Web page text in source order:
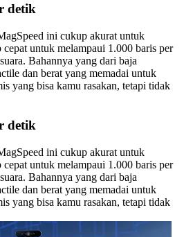
detik
ini cukup akurat untuk
untuk melampaui 1.000 baris per
Bahannya yang dari baja
dan berat yang memadai untuk
yang bisa kamu rasakan, tetapi tidak
detik
ini cukup akurat untuk
untuk melampaui 1.000 baris per
Bahannya yang dari baja
dan berat yang memadai untuk
yang bisa kamu rasakan, tetapi tidak